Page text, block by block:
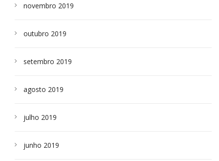
novembro 2019
outubro 2019
setembro 2019
agosto 2019
julho 2019
junho 2019